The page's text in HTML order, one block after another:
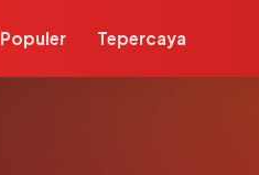
Populer Tepercaya